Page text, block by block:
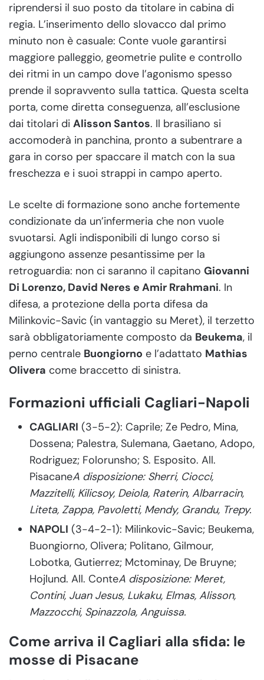
riprendersi il suo posto da titolare in cabina di
regia. L’inserimento dello slovacco dal primo
minuto non è casuale: Conte vuole garantirsi
maggiore palleggio, geometrie pulite e controllo
dei ritmi in un campo dove l’agonismo spesso
prende il sopravvento sulla tattica. Questa scelta
porta, come diretta conseguenza, all’esclusione
dai titolari di Alisson Santos. Il brasiliano si
accomoderà in panchina, pronto a subentrare a
gara in corso per spaccare il match con la sua
freschezza e i suoi strappi in campo aperto.
Le scelte di formazione sono anche fortemente
condizionate da un’infermeria che non vuole
svuotarsi. Agli indisponibili di lungo corso si
aggiungono assenze pesantissime per la
retroguardia: non ci saranno il capitano Giovanni
Di Lorenzo, David Neres e Amir Rrahmani. In
difesa, a protezione della porta difesa da
Milinkovic-Savic (in vantaggio su Meret), il terzetto
sarà obbligatoriamente composto da Beukema, il
perno centrale Buongiorno e l’adattato Mathias
Olivera come braccetto di sinistra.
Formazioni ufficiali Cagliari-Napoli
CAGLIARI (3-5-2): Caprile; Ze Pedro, Mina,
Dossena; Palestra, Sulemana, Gaetano, Adopo,
Rodriguez; Folorunsho; S. Esposito. All.
PisacaneA disposizione: Sherri, Ciocci,
Mazzitelli, Kilicsoy, Deiola, Raterin, Albarracin,
Liteta, Zappa, Pavoletti, Mendy, Grandu, Trepy.
NAPOLI (3-4-2-1): Milinkovic-Savic; Beukema,
Buongiorno, Olivera; Politano, Gilmour,
Lobotka, Gutierrez; Mctominay, De Bruyne;
Hojlund. All. ConteA disposizione: Meret,
Contini, Juan Jesus, Lukaku, Elmas, Alisson,
Mazzocchi, Spinazzola, Anguissa.
Come arriva il Cagliari alla sfida: le
mosse di Pisacane